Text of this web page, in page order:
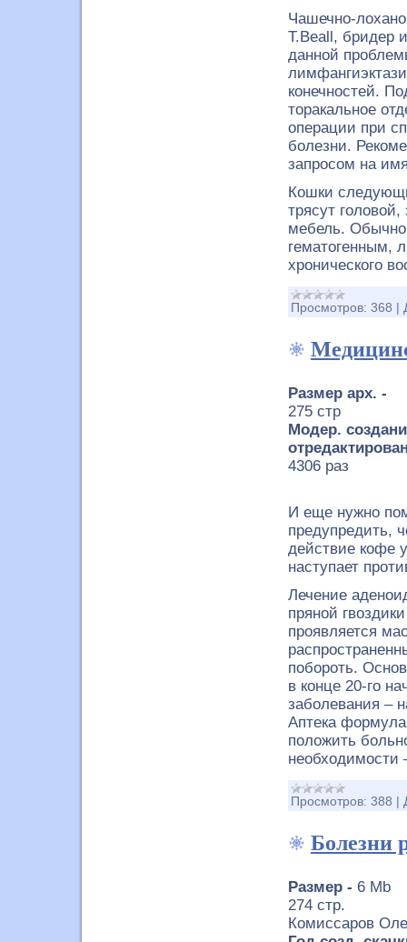
Чашечно-
T.Beall, бридер
данной
конечностей.
торакальное
операции при
болезни.
запросом на
Кошки
трясут
мебель. Обычно
гематогенным,
хронического
Просмотров: 368 |
Размер арх. -
275 стр
Модер.
4306 раз
И еще нужно
предупредить,
действие кофе
наступает
Лечение
пряной
проявляется
побороть.
в конце 20-го
заболевания –
Аптека
положить
Просмотров: 388 |
Болезни
Размер - 6 Mb
274 стр.
Комиссаров